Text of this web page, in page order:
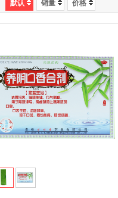
默认 销量 价格